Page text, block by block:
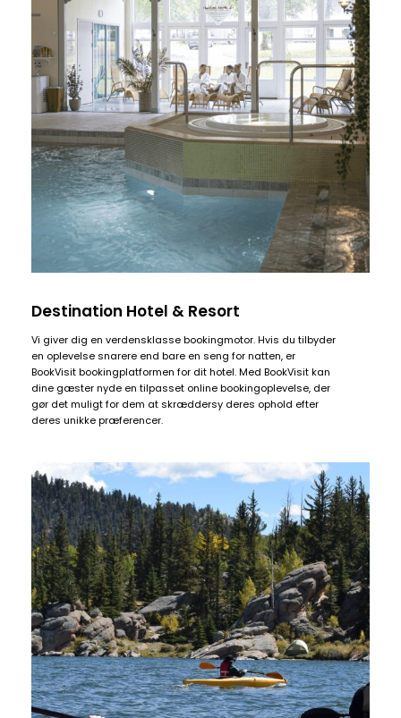
Destination Hotel & Resort
Vi giver dig en verdensklasse bookingmotor. Hvis du tilbyder
en oplevelse snarere end bare en seng for natten, er
BookVisit bookingplatformen for dit hotel. Med BookVisit kan
dine gæster nyde en tilpasset online bookingoplevelse, der
gør det muligt for dem at skræddersy deres ophold efter
deres unikke præferencer.
Daily
anti-
aging
cream